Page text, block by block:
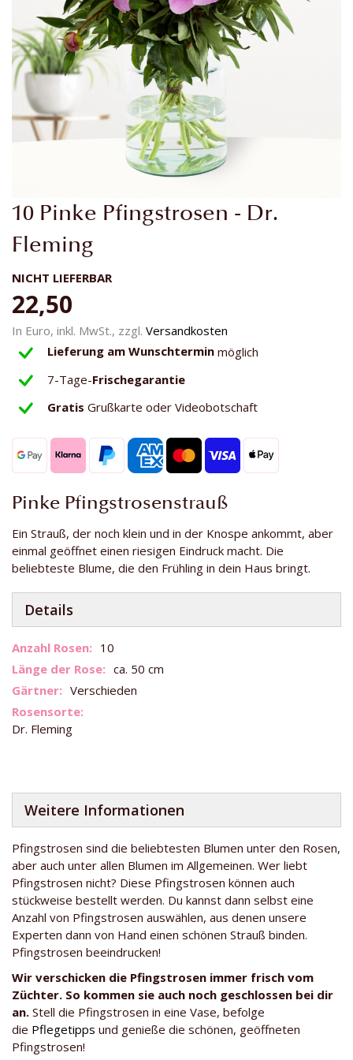
10 Pinke Pfingstrosen - Dr.
Fleming
NICHT LIEFERBAR
22,50
In Euro, inkl. MwSt., zzgl. Versandkosten
Lieferung am Wunschtermin möglich
7-Tage-Frischegarantie
Gratis Grußkarte oder Videobotschaft
Pinke Pfingstrosenstrauß
Ein Strauß, der noch klein und in der Knospe ankommt, aber
einmal geöffnet einen riesigen Eindruck macht. Die
beliebteste Blume, die den Frühling in dein Haus bringt.
Details
Weitere
Informationen
10
ca. 50 cm
Verschieden
Dr. Fleming
Weitere Informationen
Pfingstrosen sind die beliebtesten Blumen unter den Rosen,
aber auch unter allen Blumen im Allgemeinen. Wer liebt
Pfingstrosen nicht? Diese Pfingstrosen können auch
stückweise bestellt werden. Du kannst dann selbst eine
Anzahl von Pfingstrosen auswählen, aus denen unsere
Experten dann von Hand einen schönen Strauß binden.
Pfingstrosen beeindrucken!
Wir verschicken die Pfingstrosen immer frisch vom
Züchter. So kommen sie auch noch geschlossen bei dir
an. Stell die Pfingstrosen in eine Vase, befolge
die Pflegetipps und genieße die schönen, geöffneten
Pfingstrosen!
Zum
Anfang
der
springen